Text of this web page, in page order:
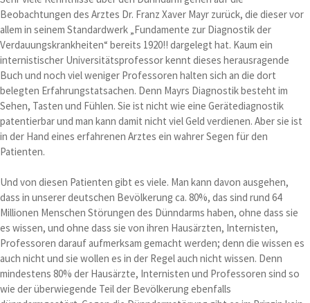
Beobachtungen des Arztes Dr. Franz Xaver Mayr zurück, die dieser vor
allem in seinem Standardwerk „Fundamente zur Diagnostik der
Verdauungskrankheiten“ bereits 1920!! dargelegt hat. Kaum ein
internistischer Universitätsprofessor kennt dieses herausragende
Buch und noch viel weniger Professoren halten sich an die dort
belegten Erfahrungstatsachen. Denn Mayrs Diagnostik besteht im
Sehen, Tasten und Fühlen. Sie ist nicht wie eine Gerätediagnostik
patentierbar und man kann damit nicht viel Geld verdienen. Aber sie ist
in der Hand eines erfahrenen Arztes ein wahrer Segen für den
Patienten.
Und von diesen Patienten gibt es viele. Man kann davon ausgehen,
dass in unserer deutschen Bevölkerung ca. 80%, das sind rund 64
Millionen Menschen Störungen des Dünndarms haben, ohne dass sie
es wissen, und ohne dass sie von ihren Hausärzten, Internisten,
Professoren darauf aufmerksam gemacht werden; denn die wissen es
auch nicht und sie wollen es in der Regel auch nicht wissen. Denn
mindestens 80% der Hausärzte, Internisten und Professoren sind so
wie der überwiegende Teil der Bevölkerung ebenfalls